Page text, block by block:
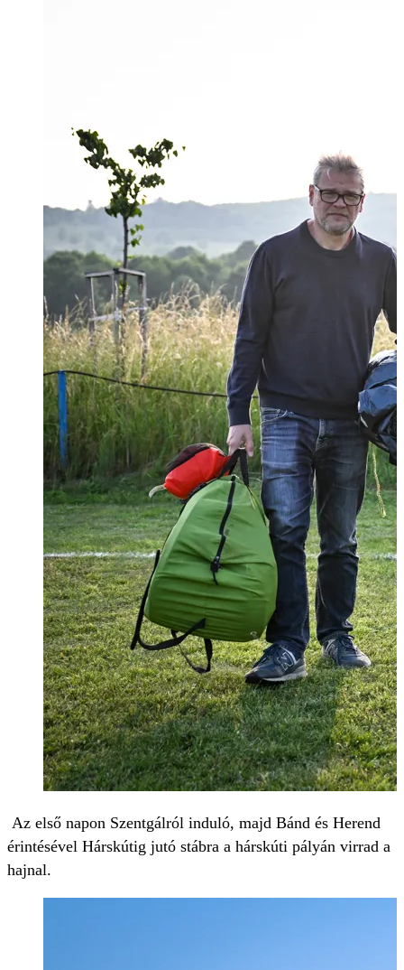
Az első napon Szentgálról induló, majd Bánd és Herend
érintésével Hárskútig jutó stábra a hárskúti pályán virrad a
hajnal.